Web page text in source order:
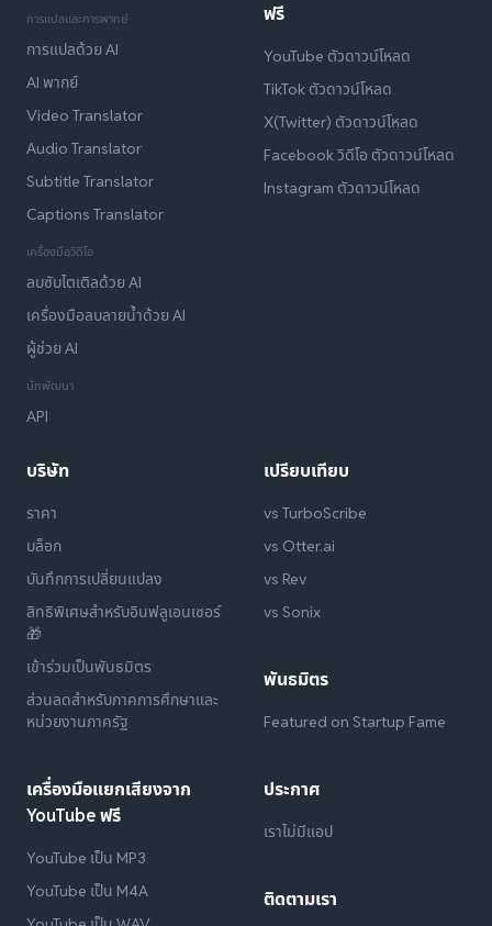
การแปลและการพากย์
การแปลด้วย AI
AI พากย์
Video Translator
Audio Translator
Subtitle Translator
Captions Translator
เครื่องมือวิดีโอ
ลบซับไตเติลด้วย AI
เครื่องมือลบลายน้ำด้วย AI
ผู้ช่วย AI
นักพัฒนา
API
ฟรี
YouTube ตัวดาวน์โหลด
TikTok ตัวดาวน์โหลด
X(Twitter) ตัวดาวน์โหลด
Facebook วิดีโอ ตัวดาวน์โหลด
Instagram ตัวดาวน์โหลด
บริษัท
ราคา
บล็อก
บันทึกการเปลี่ยนแปลง
สิทธิพิเศษสำหรับอินฟลูเอนเซอร์
🎁
เข้าร่วมเป็นพันธมิตร
ส่วนลดสำหรับภาคการศึกษาและ
หน่วยงานภาครัฐ
เครื่องมือแยกเสียงจาก
YouTube ฟรี
YouTube เป็น MP3
YouTube เป็น M4A
เปรียบเทียบ
vs TurboScribe
vs Otter.ai
vs Rev
vs Sonix
พันธมิตร
Featured on Startup Fame
ประกาศ
เราไม่มีแอป
ติดตามเรา